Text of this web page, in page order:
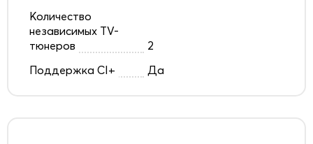
Количество
независимых TV-
тюнеров
2
Поддержка CI+
Да